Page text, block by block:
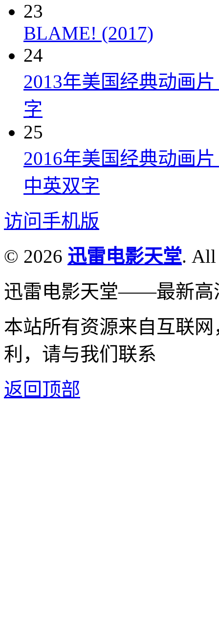
23
BLAME! (2017)
24
2013年美国经典动画
字
25
2016年美国经典动画
中英双字
访问手机版
© 2026 迅雷电影天堂. All
迅雷电影天堂——最新高
本站所有资源来自互联
利，请与我们联系
返回顶部